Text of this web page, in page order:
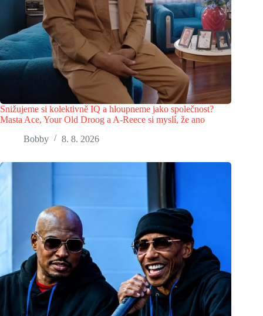
Snižujeme si kolektivně IQ a hloupneme jako společnost?
Masta Ace, Your Old Droog a A-Reece si myslí, že ano
Bobby
8. 8. 2026